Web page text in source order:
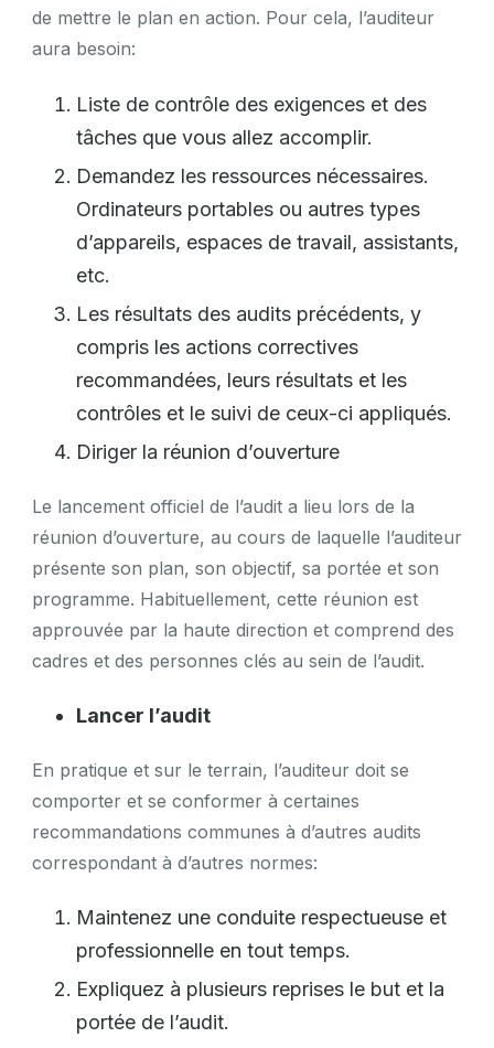
de mettre le plan en action. Pour cela, l’auditeur
aura besoin:
Liste de contrôle des exigences et des
tâches que vous allez accomplir.
Demandez les ressources nécessaires.
Ordinateurs portables ou autres types
d’appareils, espaces de travail, assistants,
etc.
Les résultats des audits précédents, y
compris les actions correctives
recommandées, leurs résultats et les
contrôles et le suivi de ceux-ci appliqués.
Diriger la réunion d’ouverture
Le lancement officiel de l’audit a lieu lors de la
réunion d’ouverture, au cours de laquelle l’auditeur
présente son plan, son objectif, sa portée et son
programme. Habituellement, cette réunion est
approuvée par la haute direction et comprend des
cadres et des personnes clés au sein de l’audit.
Lancer l’audit
En pratique et sur le terrain, l’auditeur doit se
comporter et se conformer à certaines
recommandations communes à d’autres audits
correspondant à d’autres normes:
Maintenez une conduite respectueuse et
professionnelle en tout temps.
Expliquez à plusieurs reprises le but et la
portée de l’audit.